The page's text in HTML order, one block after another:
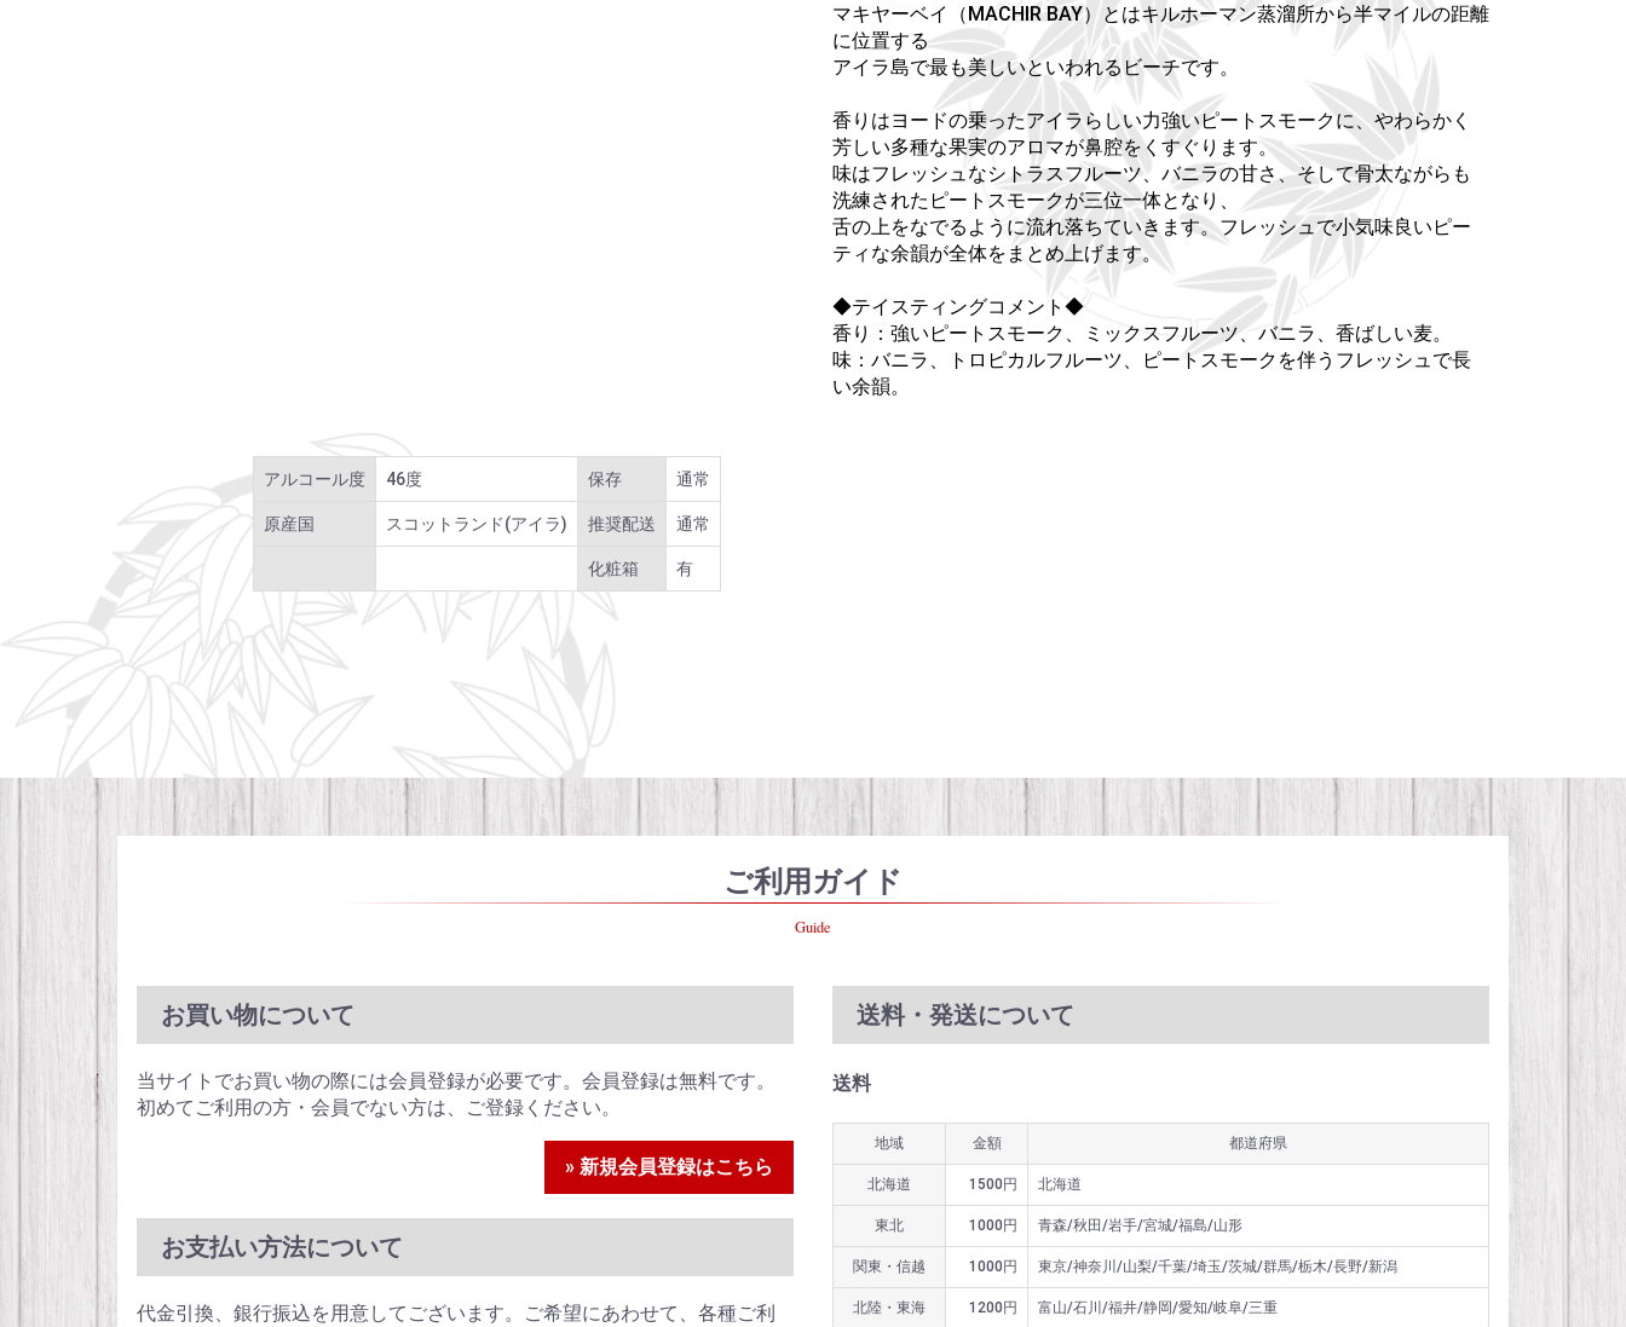
マキヤーベイ（MACHIR BAY）とはキルホーマン蒸溜所から半マイルの距離
に位置する
アイラ島で最も美しいといわれるビーチです。
香りはヨードの乗ったアイラらしい力強いピートスモークに、やわらかく
芳しい多種な果実のアロマが鼻腔をくすぐります。
味はフレッシュなシトラスフルーツ、バニラの甘さ、そして骨太ながらも
洗練されたピートスモークが三位一体となり、
舌の上をなでるように流れ落ちていきます。フレッシュで小気味良いピー
ティな余韻が全体をまとめ上げます。
◆テイスティングコメント◆
香り：強いピートスモーク、ミックスフルーツ、バニラ、香ばしい麦。
味：バニラ、トロピカルフルーツ、ピートスモークを伴うフレッシュで長
い余韻。
アルコール度 46度 保存 通常
原産国 スコットランド(アイラ) 推奨配送 通常
化粧箱 有
ご利用ガイド
Guide
お買い物について
当サイトでお買い物の際には会員登録が必要です。会員登録は無料です。
初めてご利用の方・会員でない方は、ご登録ください。
» 新規会員登録はこちら
お支払い方法について
代金引換、銀行振込を用意してございます。ご希望にあわせて、各種ご利
送料・発送について
送料
地域 金額 都道府県
北海道 1500円 北海道
東北 1000円 青森/秋田/岩手/宮城/福島/山形
関東・信越 1000円 東京/神奈川/山梨/千葉/埼玉/茨城/群馬/栃木/長野/新潟
北陸・東海 1200円 富山/石川/福井/静岡/愛知/岐阜/三重